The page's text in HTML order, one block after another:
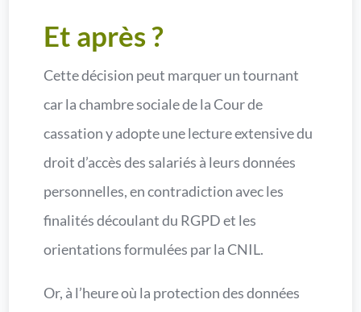
Et après ?
Cette décision peut marquer un tournant
car la chambre sociale de la Cour de
cassation y adopte une lecture extensive du
droit d’accès des salariés à leurs données
personnelles, en contradiction avec les
finalités découlant du RGPD et les
orientations formulées par la CNIL.
Or, à l’heure où la protection des données